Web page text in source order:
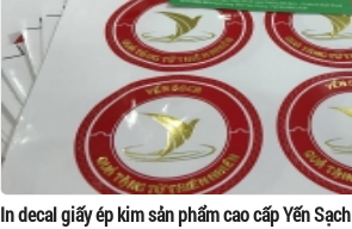
In decal giấy ép kim sản phẩm cao cấp Yến Sạch